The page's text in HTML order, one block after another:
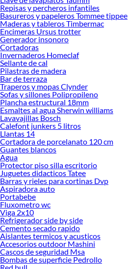
Repisas y percheros infantiles
Basureros y papeleros Tommee tippee
Maderas y tableros Timbermac
Encimeras Ursus trotter
Generador insonoro
Cortadoras
Invernaderos Homeclaf
Sellante de cal
Pilastras de madera
Bar de terraza
Traperos y mopas Clynder
Sofas y sillones Polipropileno
Plancha estructural 18mm
Esmaltes al agua Sherwin williams
Lavavajillas Bosch
Calefont junkers 5 litros
Llantas 14
Cortadora de porcelanato 120 cm
Guantes blancos
Agua
Protector piso silla escritorio
Juguetes didacticos Tatee
Barras y rieles para cortinas Dvp
Aspiradora auto
Portabebe
Fluxometro wc
Viga 2x10
Refrigerador side by side
Cemento secado rapido
Aislantes termicos y acusticos
Accesorios outdoor Mashini
Cascos de seguridad Msa
Bombas de superficie Pedrollo